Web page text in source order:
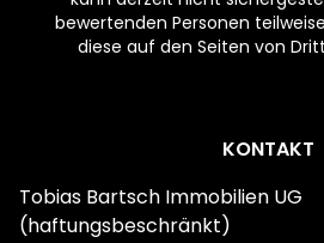
bewertenden Personen
diese auf den Seiten von
KONTAKT
Tobias Bartsch Immobilien UG
(haftungsbeschränkt)